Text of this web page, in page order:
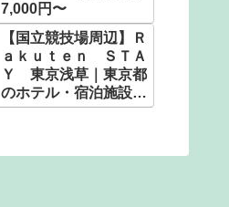
7,000円〜
【国立競技場周辺】Ｒ
ａｋｕｔｅｎ ＳＴＡ
Ｙ 東京浅草｜東京都
のホテル・宿泊施設｜
4,250円〜